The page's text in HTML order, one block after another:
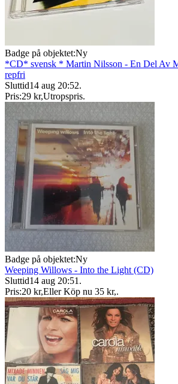
Badge på objektet:Ny
*CD* svensk * Martin Nilsson - En Del Av
repfri
Sluttid14 aug 20:52.
Pris:29 kr,Utropspris.
Badge på objektet:Ny
Weeping Willows - Into the Light (CD)
Sluttid14 aug 20:51 .
Pris:20 kr,Eller Köp nu 35 kr,.